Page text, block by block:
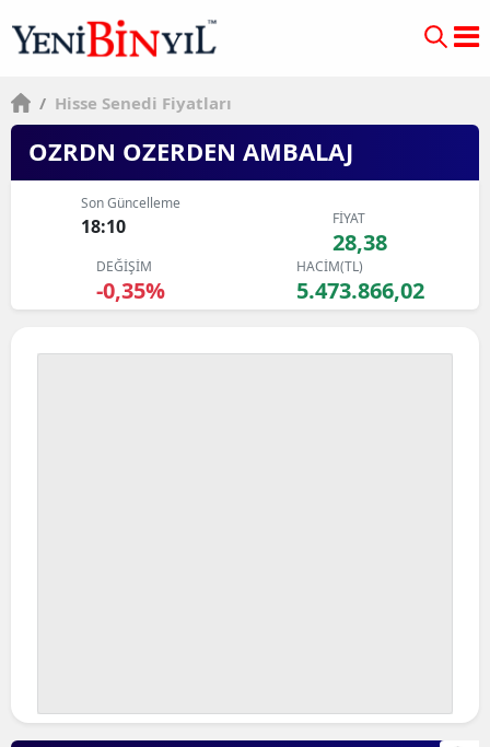
/ Hisse Senedi Fiyatları
OZRDN OZERDEN AMBALAJ
Son Güncelleme
18:10 FİYAT
28,38
DEĞİŞİM
-0,35%
HACİM(TL)
5.473.866,02